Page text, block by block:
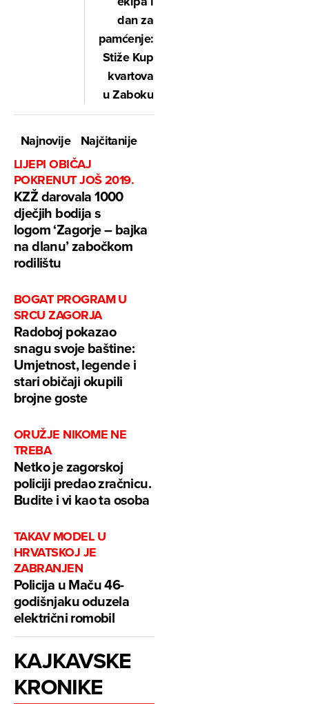
dan za
pamćenje:
Stiže Kup
kvartova
u Zaboku
Najnovije
Najčitanije
LIJEPI OBIČAJ
POKRENUT JOŠ 2019.
KZŽ darovala 1000
dječjih bodija s
logom ‘Zagorje – bajka
na dlanu’ zabočkom
rodilištu
BOGAT PROGRAM U
SRCU ZAGORJA
Radoboj pokazao
snagu svoje baštine:
Umjetnost, legende i
stari običaji okupili
brojne goste
ORUŽJE NIKOME NE
TREBA
Netko je zagorskoj
policiji predao zračnicu.
Budite i vi kao ta osoba
TAKAV MODEL U
HRVATSKOJ JE
ZABRANJEN
Policija u Maču 46-
godišnjaku oduzela
električni romobil
KAJKAVSKE
KRONIKE